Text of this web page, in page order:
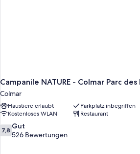
Campanile NATURE - Colmar Parc
Colmar
Haustiere erlaubt
Parkplatz inbegriffen
Kostenloses WLAN
Restaurant
7.8
von
7,8 Gut
526 Bewertungen